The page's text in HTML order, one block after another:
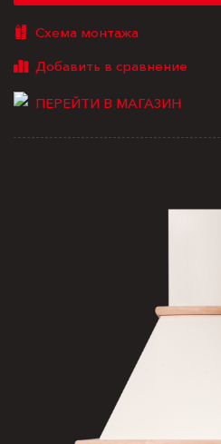
Схема монтажа
ПЕРЕЙТИ В МАГАЗИН